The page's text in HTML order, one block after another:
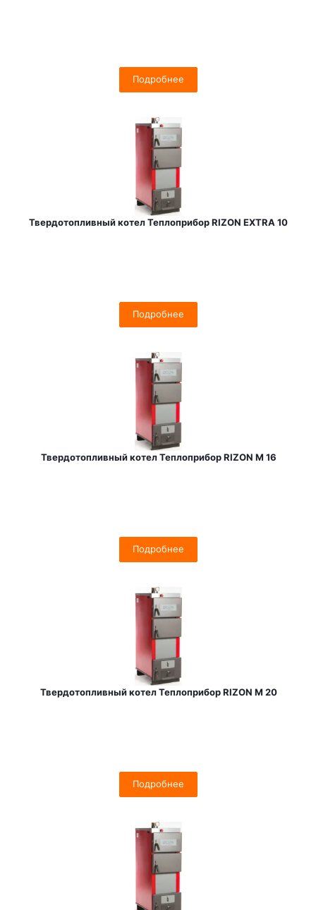
Подробнее
Твердотопливный котел Теплоприбор RIZON EXTRA 10
Подробнее
Твердотопливный котел Теплоприбор RIZON M 16
Подробнее
Твердотопливный котел Теплоприбор RIZON M 20
Подробнее